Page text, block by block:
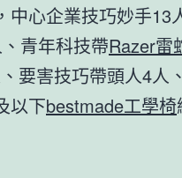
中心企業技巧妙手13
青年科技帶Razer雷
要害技巧帶頭人4人
以下bestmade工學椅